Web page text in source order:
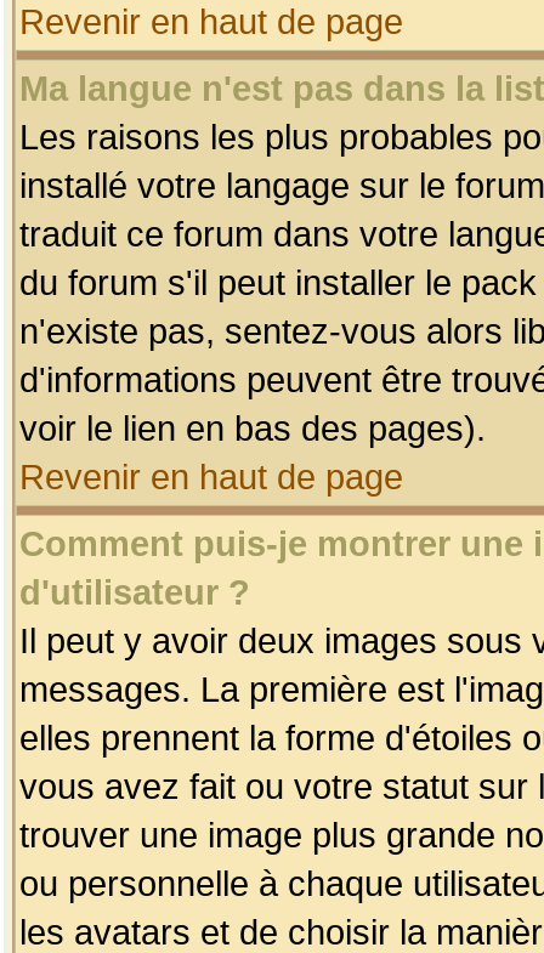
Revenir en haut de page
Ma langue n'est pas dans la
Les raisons les plus probables
installé votre langage sur le
traduit ce forum dans votre
du forum s'il peut installer le
n'existe pas, sentez-vous alors
d'informations peuvent être
voir le lien en bas des pages).
Revenir en haut de page
Comment puis-je montrer une
d'utilisateur ?
Il peut y avoir deux images sous
messages. La première est
elles prennent la forme d'étoiles
vous avez fait ou votre statut
trouver une image plus grande
ou personnelle à chaque
les avatars et de choisir la